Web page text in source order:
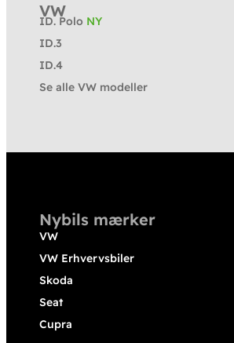
VW
ID. Polo NY
ID.3
ID.4
Se alle VW modeller
Nybils mærker
VW
VW Erhvervsbiler
Skoda
Seat
Cupra